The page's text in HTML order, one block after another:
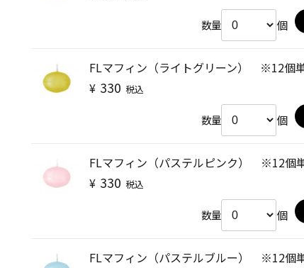
数量 個
FLマフィン（ライトグリーン） ※12個
¥ 330 税込
数量 個
FLマフィン（パステルピンク） ※12個
¥ 330 税込
数量 個
FLマフィン（パステルブルー） ※12個